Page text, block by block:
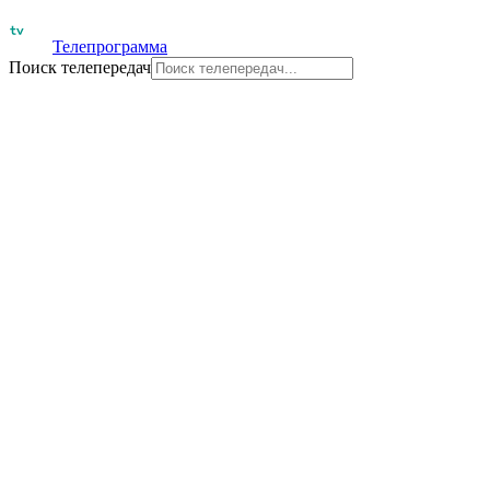
Телепрограмма
Поиск телепередач